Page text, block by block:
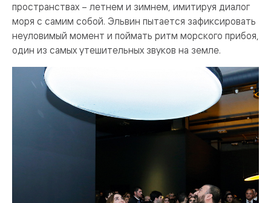
пространствах – летнем и зимнем, имитируя диалог
моря с самим собой. Эльвин пытается зафиксировать
неуловимый момент и поймать ритм морского прибоя,
один из самых утешительных звуков на земле.